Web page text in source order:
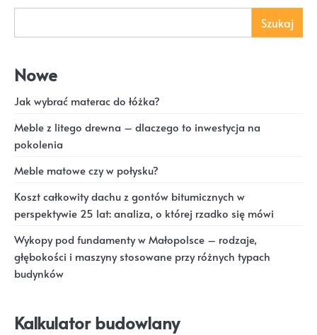
Szukaj
Nowe
Jak wybrać materac do łóżka?
Meble z litego drewna – dlaczego to inwestycja na
pokolenia
Meble matowe czy w połysku?
Koszt całkowity dachu z gontów bitumicznych w
perspektywie 25 lat: analiza, o której rzadko się mówi
Wykopy pod fundamenty w Małopolsce – rodzaje,
głębokości i maszyny stosowane przy różnych typach
budynków
Kalkulator budowlany